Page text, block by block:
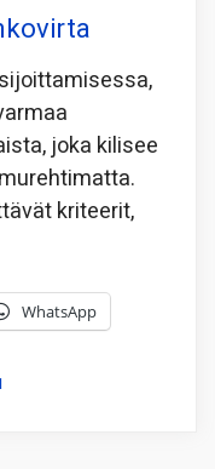
joka kilisee
kriteerit,
WhatsApp